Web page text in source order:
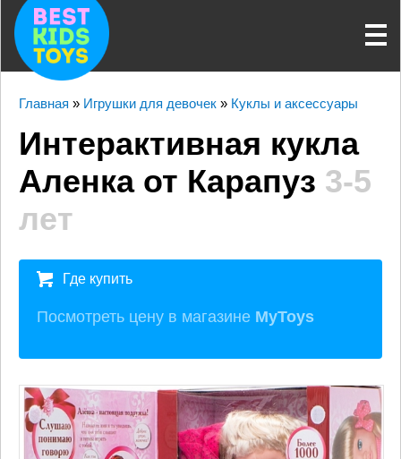
Главная » Игрушки для девочек » Куклы и аксессуары
Интерактивная кукла
Аленка от Карапуз 3-5
лет
Где купить
Посмотреть цену в магазине MyToys